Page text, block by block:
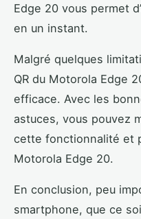
Edge 20 vous permet
en un instant.
Malgré quelques
QR du Motorola Edge
efficace. Avec les
astuces, vous pouvez
cette fonctionnalité et
Motorola Edge 20.
En conclusion, peu
smartphone, que ce